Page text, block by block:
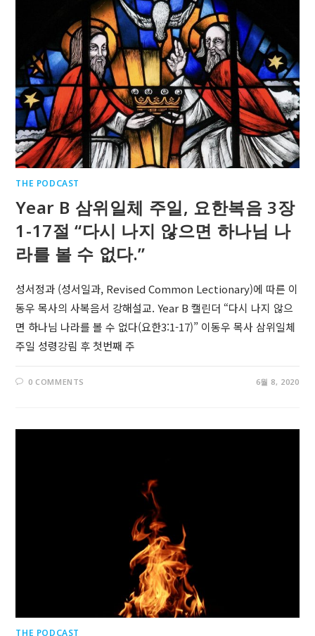
THE PODCAST
Year B 삼위일체 주일, 요한복음 3장
1-17절 “다시 나지 않으면 하나님 나
라를 볼 수 없다.”
성서정과 (성서일과, Revised Common Lectionary)에 따른 이
동우 목사의 사복음서 강해설교. Year B 캘린더 “다시 나지 않으
면 하나님 나라를 볼 수 없다(요한3:1-17)” 이동우 목사 삼위일체
주일 성령강림 후 첫번째 주
0 COMMENTS 6월 8, 2020
THE PODCAST